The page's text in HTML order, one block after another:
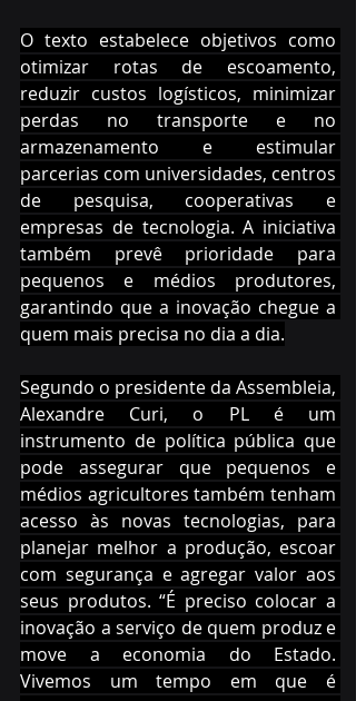
O texto estabelece objetivos como
otimizar rotas de escoamento,
reduzir custos logísticos, minimizar
perdas no transporte e no
armazenamento e estimular
parcerias com universidades, centros
de pesquisa, cooperativas e
empresas de tecnologia. A iniciativa
também prevê prioridade para
pequenos e médios produtores,
garantindo que a inovação chegue a
quem mais precisa no dia a dia.
Segundo o presidente da Assembleia,
Alexandre Curi, o PL é um
instrumento de política pública que
pode assegurar que pequenos e
médios agricultores também tenham
acesso às novas tecnologias, para
planejar melhor a produção, escoar
com segurança e agregar valor aos
seus produtos. “É preciso colocar a
inovação a serviço de quem produz e
move a economia do Estado.
Vivemos um tempo em que é